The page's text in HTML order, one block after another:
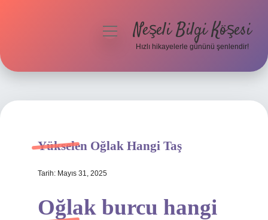
Hakkımızda
menüyüNeşeli Bilgi Köşesi
Hızlı hikayelerle gününü şenlendir!
Yükselen Oğlak Hangi Taş
Tarih: Mayıs 31, 2025
Oğlak burcu hangi